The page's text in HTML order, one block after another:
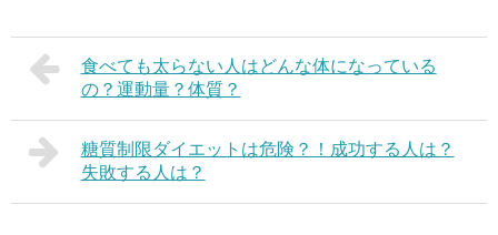
食べても太らない人はどんな体になっている
の？運動量？体質？
糖質制限ダイエットは危険？！成功する人は？
失敗する人は？